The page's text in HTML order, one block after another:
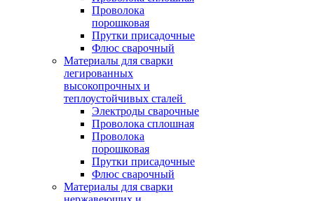
Проволока
порошковая
Прутки присадочные
Флюс сварочный
Материалы для сварки
легированных
высокопрочных и
теплоустойчивых сталей
Электроды сварочные
Проволока сплошная
Проволока
порошковая
Прутки присадочные
Флюс сварочный
Материалы для сварки